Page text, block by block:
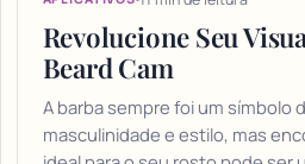
Revolucione Seu
Beard Cam
A barba sempre foi um símbolo
masculinidade e estilo, mas